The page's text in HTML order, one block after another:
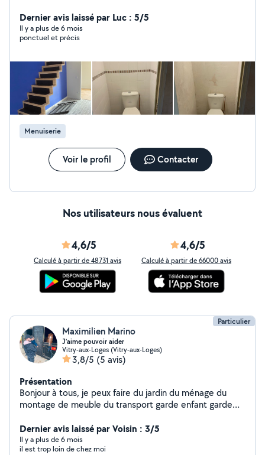
d'expérience dans le bâtiment. Joignable au 06-74-60-
96-56
Dernier avis laissé par Luc : 5/5
Il y a plus de 6 mois
ponctuel et précis
Menuiserie
Voir le profil Contacter
Nos utilisateurs nous évaluent
4,6/5
Calculé à partir de 48731 avis
4,6/5
Calculé à partir de 66000 avis
Particulier
Maximilien Marino
J’aime pouvoir aider
Vitry-aux-Loges (Vitry-aux-Loges)
3,8/5 (5 avis)
Présentation
Bonjour à tous, je peux faire du jardin du ménage du
montage de meuble du transport garde enfant garde
Dernier avis laissé par Voisin : 3/5
Il y a plus de 6 mois
il est trop loin de chez moi